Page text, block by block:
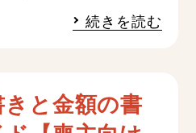
、お布施の金額や渡
く、失
続きを読む
と金額の書